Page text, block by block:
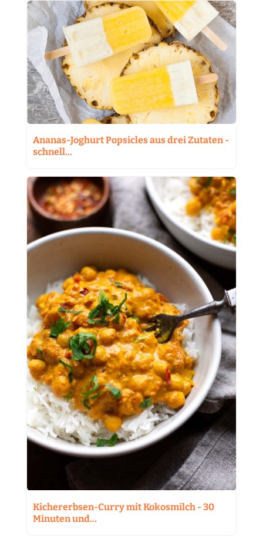
Ananas-Joghurt Popsicles aus drei Zutaten -
schnell…
Kichererbsen-Curry mit Kokosmilch - 30
Minuten und…